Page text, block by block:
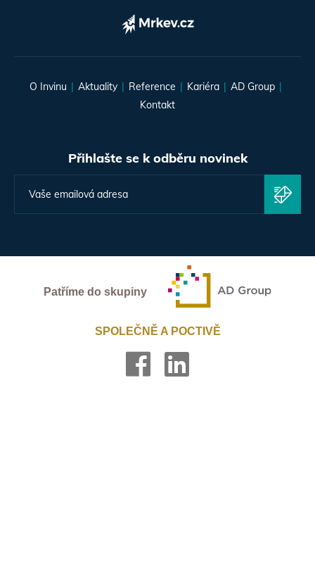
O Invinu Aktuality Reference Kariéra
AD Group
Kontakt
Přihlašte se k odběru novinek
Patříme do skupiny
SPOLEČNĚ A POCTIVĚ